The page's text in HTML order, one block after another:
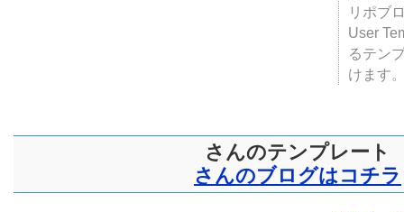
リポブ
User
るテン
けます
さんのテンプレート
さんのブログはコチラ